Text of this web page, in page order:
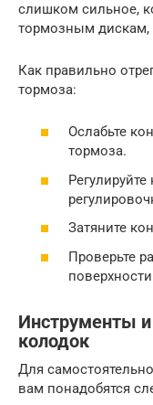
слишком сильное,
тормозным дискам,
Как правильно
тормоза:
Ослабьте
тормоза.
Затяните
Проверьте
Инструменты
колодок
Для
вам понадобятся